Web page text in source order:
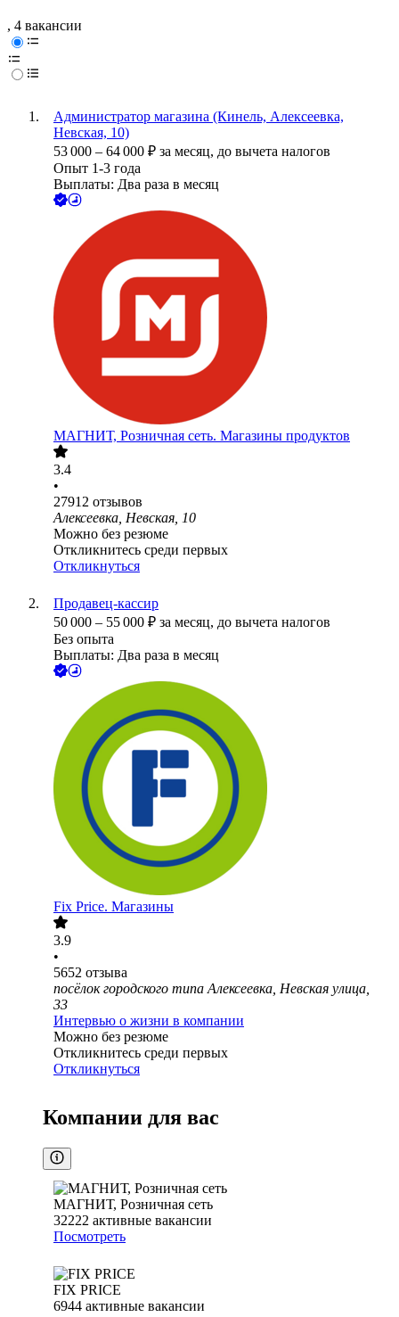
, 4 вакансии
Администратор магазина (Кинель, Алексеевка,
Невская, 10)
53 000 – 64 000 ₽ за месяц, до вычета налогов
Опыт 1-3 года
Выплаты: Два раза в месяц
МАГНИТ, Розничная сеть. Магазины продуктов
3.4
•
27912 отзывов
Алексеевка, Невская, 10
Можно без резюме
Откликнитесь среди первых
Откликнуться
Продавец-кассир
50 000 – 55 000 ₽ за месяц, до вычета налогов
Без опыта
Выплаты: Два раза в месяц
Fix Price. Магазины
3.9
•
5652 отзыва
посёлок городского типа Алексеевка, Невская улица,
33
Интервью о жизни в компании
Можно без резюме
Откликнитесь среди первых
Откликнуться
Компании для вас
МАГНИТ, Розничная сеть
32222 активные вакансии
Посмотреть
FIX PRICE
6944 активные вакансии